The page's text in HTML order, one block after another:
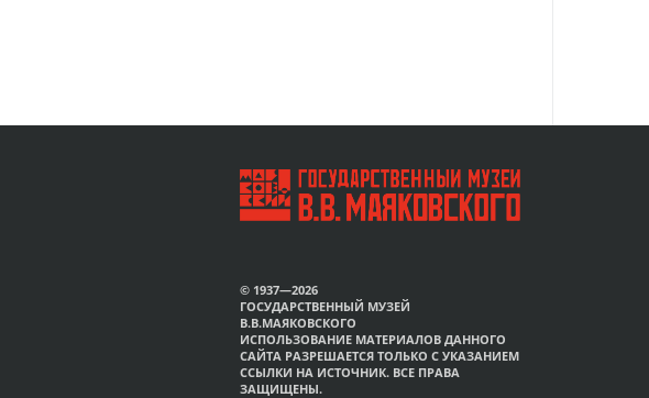
© 1937—2026
ГОСУДАРСТВЕННЫЙ МУЗЕЙ
В.В.МАЯКОВСКОГО
ИСПОЛЬЗОВАНИЕ МАТЕРИАЛОВ ДАННОГО
САЙТА РАЗРЕШАЕТСЯ ТОЛЬКО С УКАЗАНИЕМ
ССЫЛКИ НА ИСТОЧНИК. ВСЕ ПРАВА
ЗАЩИЩЕНЫ.